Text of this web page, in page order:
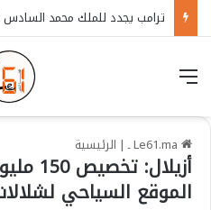
| الرئيسية
الموقع السياحي